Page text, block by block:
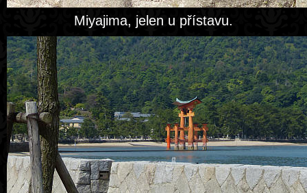
Miyajima, jelen u přístavu.